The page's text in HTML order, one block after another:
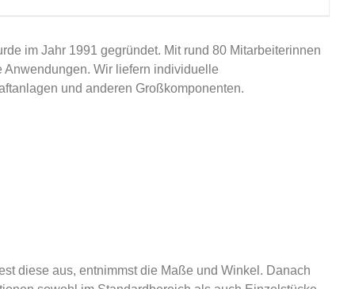
im Jahr 1991 gegründet. Mit rund 80 Mitarbeiterinnen
Anwendungen. Wir liefern individuelle
und anderen Großkomponenten.
diese aus, entnimmst die Maße und Winkel. Danach